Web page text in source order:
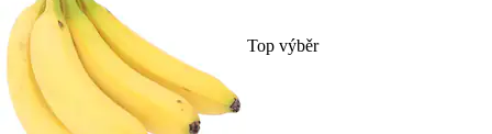
Top výběr